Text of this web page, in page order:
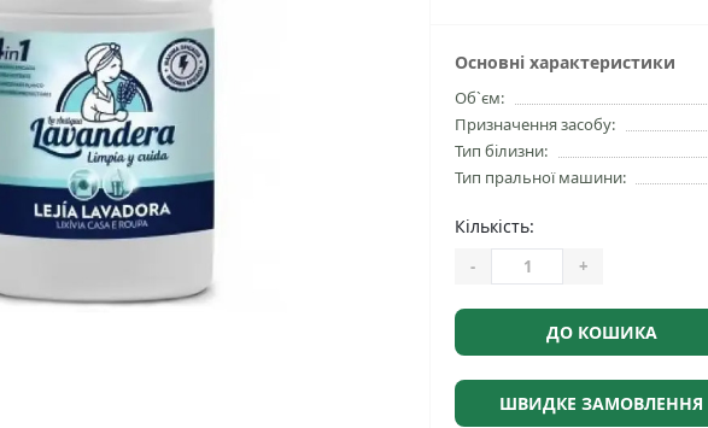
Основні характеристики
Об`єм:
Призначення засобу:
Тип білизни:
Тип пральної машини:
Кількість:
- +
ДО КОШИКА
ШВИДКЕ ЗАМОВЛЕННЯ